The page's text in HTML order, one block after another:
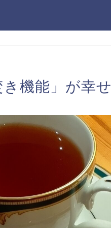
機能」が幸せ